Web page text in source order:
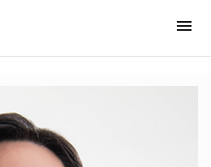
menu